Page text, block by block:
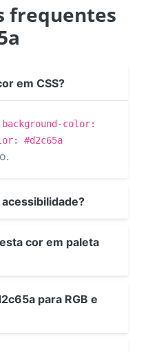
frequentes
em CSS?
background-color:
#d2c65a
cor em paleta
para RGB e